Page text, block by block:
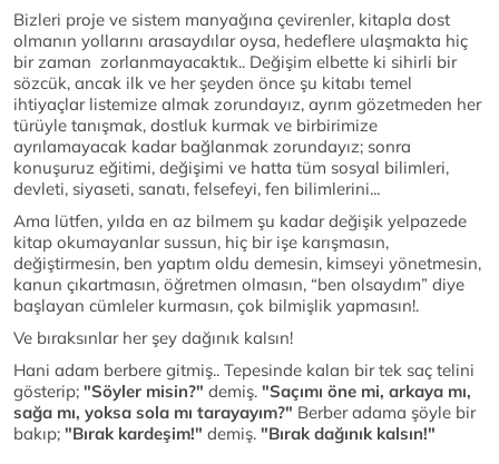
Bizleri proje ve sistem manyağına çevirenler, kitapla dost
olmanın yollarını arasaydılar oysa, hedeflere ulaşmakta hiç
bir zaman zorlanmayacaktık.. Değişim elbette ki sihirli bir
sözcük, ancak ilk ve her şeyden önce şu kitabı temel
ihtiyaçlar listemize almak zorundayız, ayrım gözetmeden her
türüyle tanışmak, dostluk kurmak ve birbirimize
ayrılamayacak kadar bağlanmak zorundayız; sonra
konuşuruz eğitimi, değişimi ve hatta tüm sosyal bilimleri,
devleti, siyaseti, sanatı, felsefeyi, fen bilimlerini...
Ama lütfen, yılda en az bilmem şu kadar değişik yelpazede
kitap okumayanlar sussun, hiç bir işe karışmasın,
değiştirmesin, ben yaptım oldu demesin, kimseyi yönetmesin,
kanun çıkartmasın, öğretmen olmasın, “ben olsaydım” diye
başlayan cümleler kurmasın, çok bilmişlik yapmasın!.
Ve bıraksınlar her şey dağınık kalsın!
Hani adam berbere gitmiş.. Tepesinde kalan bir tek saç telini
gösterip; "Söyler misin?" demiş. "Saçımı öne mi, arkaya mı,
sağa mı, yoksa sola mı tarayayım?" Berber adama şöyle bir
bakıp; "Bırak kardeşim!" demiş. "Bırak dağınık kalsın!"